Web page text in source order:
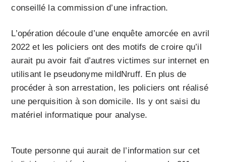
conseillé la commission d’une infraction.
L’opération découle d’une enquête amorcée en avril
2022 et les policiers ont des motifs de croire qu’il
aurait pu avoir fait d’autres victimes sur internet en
utilisant le pseudonyme mildNruff. En plus de
procéder à son arrestation, les policiers ont réalisé
une perquisition à son domicile. Ils y ont saisi du
matériel informatique pour analyse.
Toute personne qui aurait de l’information sur cet